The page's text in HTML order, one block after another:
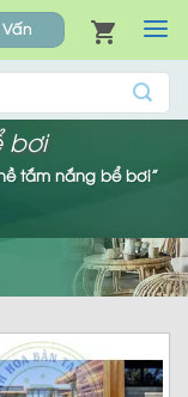
Vấn
bơi
tắm nắng bể bơi”